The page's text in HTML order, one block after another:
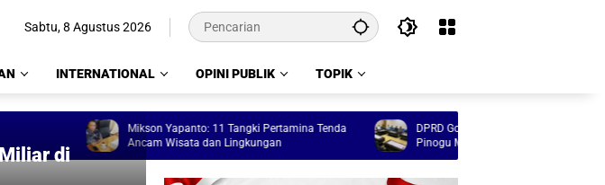
Sabtu, 8 Agustus 2026
INTERNATIONAL OPINI PUBLIK TOPIK
Mikson Yapanto: 11 Tangki Pertamina Tenda
Ancam Wisata dan Lingkungan
DPRD Gorontalo Kawal Program Tulabolo
Pinogu Masuk Anggaran 2027
di